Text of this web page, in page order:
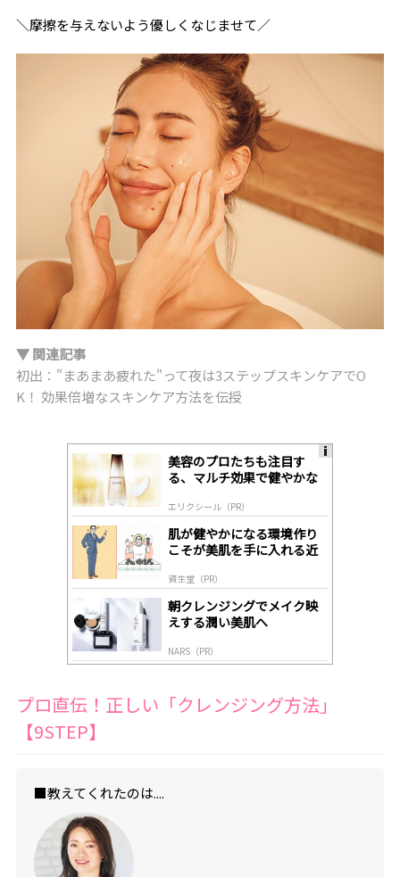
＼摩擦を与えないよう優しくなじませて／
▼ 関連記事
初出："まあまあ疲れた"って夜は3ステップスキンケアでO
K！ 効果倍増なスキンケア方法を伝授
美容のプロたちも注目す
る、マルチ効果で健やかな
エリクシール（PR）
肌が健やかになる環境作り
こそが美肌を手に入れる近
資生堂（PR）
朝クレンジングでメイク映
えする潤い美肌へ
NARS（PR）
プロ直伝！正しい「クレンジング方法」
【9STEP】
■教えてくれたのは....